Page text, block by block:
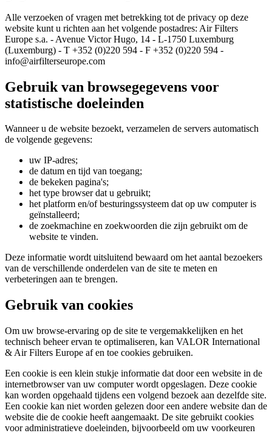
Alle verzoeken of vragen met betrekking tot de privacy op deze
website kunt u richten aan het volgende postadres: Air Filters
Europe s.a. - Avenue Victor Hugo, 14 - L-1750 Luxemburg
(Luxemburg) - T +352 (0)220 594 - F +352 (0)220 594 -
info@airfilterseurope.com
Gebruik van browsegegevens voor
statistische doeleinden
Wanneer u de website bezoekt, verzamelen de servers automatisch
de volgende gegevens:
uw IP-adres;
de datum en tijd van toegang;
de bekeken pagina's;
het type browser dat u gebruikt;
het platform en/of besturingssysteem dat op uw computer is
geïnstalleerd;
de zoekmachine en zoekwoorden die zijn gebruikt om de
website te vinden.
Deze informatie wordt uitsluitend bewaard om het aantal bezoekers
van de verschillende onderdelen van de site te meten en
verbeteringen aan te brengen.
Gebruik van cookies
Om uw browse-ervaring op de site te vergemakkelijken en het
technisch beheer ervan te optimaliseren, kan VALOR International
& Air Filters Europe af en toe cookies gebruiken.
Een cookie is een klein stukje informatie dat door een website in de
internetbrowser van uw computer wordt opgeslagen. Deze cookie
kan worden opgehaald tijdens een volgend bezoek aan dezelfde site.
Een cookie kan niet worden gelezen door een andere website dan de
website die de cookie heeft aangemaakt. De site gebruikt cookies
voor administratieve doeleinden, bijvoorbeeld om uw voorkeuren